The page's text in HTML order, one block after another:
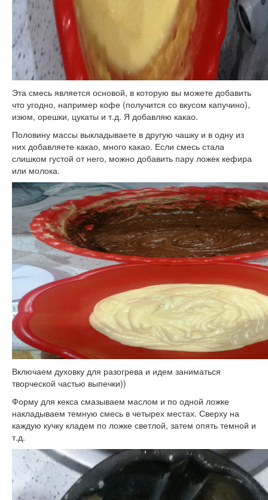
Эта смесь является основой, в которую вы можете добавить
что угодно, например кофе (получится со вкусом капучино),
изюм, орешки, цукаты и т.д. Я добавляю какао.
Половину массы выкладываете в другую чашку и в одну из
них добавляете какао, много какао. Если смесь стала
слишком густой от него, можно добавить пару ложек кефира
или молока.
Включаем духовку для разогрева и идем заниматься
творческой частью выпечки))
Форму для кекса смазываем маслом и по одной ложке
накладываем темную смесь в четырех местах. Сверху на
каждую кучку кладем по ложке светлой, затем опять темной и
т.д.